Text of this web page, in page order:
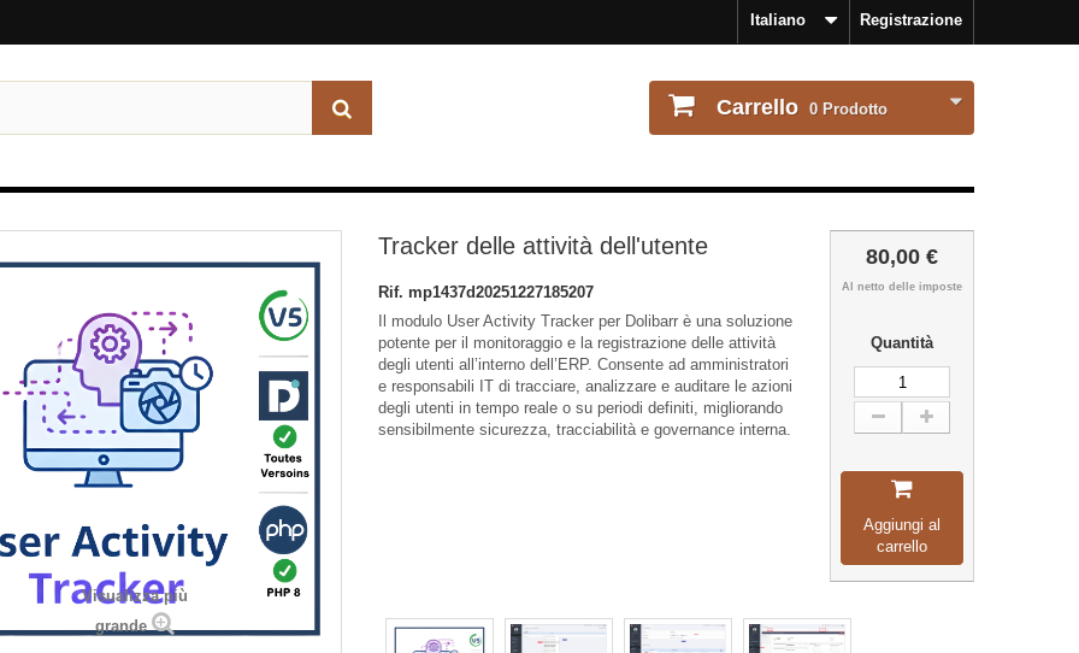
Registrazione
Italiano
Carrello 0 Prodotto
Visualizza più
grande
Tracker delle attività dell'utente
Rif. mp1437d20251227185207
Il modulo User Activity Tracker per Dolibarr è una soluzione
potente per il monitoraggio e la registrazione delle attività
degli utenti all’interno dell’ERP. Consente ad amministratori
e responsabili IT di tracciare, analizzare e auditare le azioni
degli utenti in tempo reale o su periodi definiti, migliorando
sensibilmente sicurezza, tracciabilità e governance interna.
80,00 €
Al netto delle imposte
Quantità
Aggiungi al
carrello